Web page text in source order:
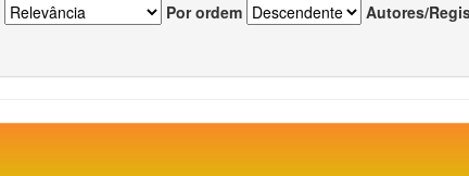
Por ordem Autores/